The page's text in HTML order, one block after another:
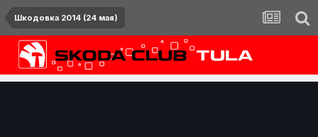
Шкодовка 2014 (24 мая)